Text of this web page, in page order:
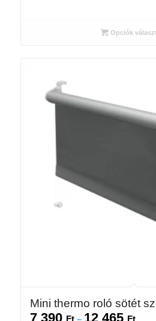
-
Opciók
Mini thermo roló sötét
7 390 Ft – 12 465 Ft